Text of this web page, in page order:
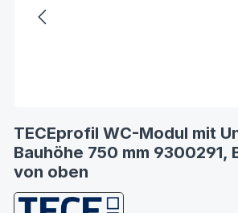
TECEprofil WC-Modul mit
Bauhöhe 750 mm 9300291,
von oben